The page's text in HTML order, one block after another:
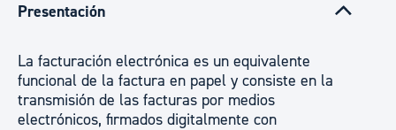
Presentación
La facturación electrónica es un equivalente
funcional de la factura en papel y consiste en la
transmisión de las facturas por medios
electrónicos, firmados digitalmente con